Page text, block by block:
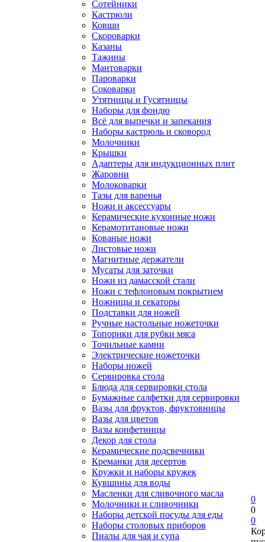
Сотейники
Кастрюли
Ковши
Скороварки
Казаны
Тажины
Мантоварки
Пароварки
Соковарки
Утятницы и Гусятницы
Наборы для фондю
Всё для выпечки и запекания
Наборы кастрюль и сковород
Молочники
Крышки
Адаптеры для индукционных плит
Жаровни
Молоковарки
Тазы для варенья
Ножи и аксессуары
Керамические кухонные ножи
Керамотитановые ножи
Кованые ножи
Листовые ножи
Магнитные держатели
Мусаты для заточки
Ножи из дамасской стали
Ножи с тефлоновым покрытием
Ножницы и секаторы
Подставки для ножей
Ручные настольные ножеточки
Топорики для рубки мяса
Точильные камни
Электрические ножеточки
Наборы ножей
Сервировка стола
Блюда для сервировки стола
Бумажные салфетки для сервировки
Вазы для фруктов, фруктовницы
Вазы для цветов
Вазы конфетницы
Декор для стола
Керамические подсвечники
Креманки для десертов
Кружки и наборы кружек
Кувшины для воды
Масленки для сливочного масла
Молочники и сливочники
Наборы детской посуды для еды
Наборы столовых приборов
Пиалы для чая и супа
0
0
0